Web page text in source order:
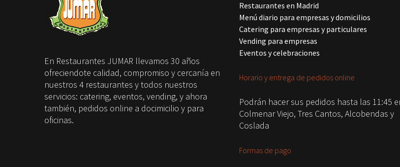
En Restaurantes JUMAR llevamos 30 años
ofreciendote calidad, compromiso y cercanía en
nuestros 4 restaurantes y todos nuestros
servicios: catering, eventos, vending, y ahora
también, pedidos online a docimicilio y para
oficinas.
Restaurantes en Madrid
Menú diario para empresas y domicilios
Catering para empresas y particulares
Vending para empresas
Eventos y celebraciones
Horario y entrega de pedidos online
Podrán hacer sus pedidos hasta las 11:45
Colmenar Viejo, Tres Cantos, Alcobendas y
Coslada
Formas de pago